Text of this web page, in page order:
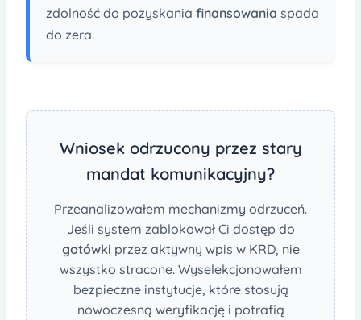
zdolność do pozyskania finansowania spada
do zera.
Wniosek odrzucony przez stary
mandat komunikacyjny?
Przeanalizowałem mechanizmy odrzuceń.
Jeśli system zablokował Ci dostęp do
gotówki przez aktywny wpis w KRD, nie
wszystko stracone. Wyselekcjonowałem
bezpieczne instytucje, które stosują
nowoczesną weryfikację i potrafią